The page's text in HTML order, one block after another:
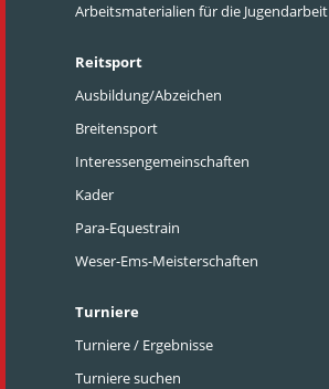
Arbeitsmaterialien für die Jugendarbeit
Reitsport
Ausbildung/Abzeichen
Breitensport
Interessengemeinschaften
Kader
Para-Equestrain
Weser-Ems-Meisterschaften
Turniere
Turniere / Ergebnisse
Turniere suchen